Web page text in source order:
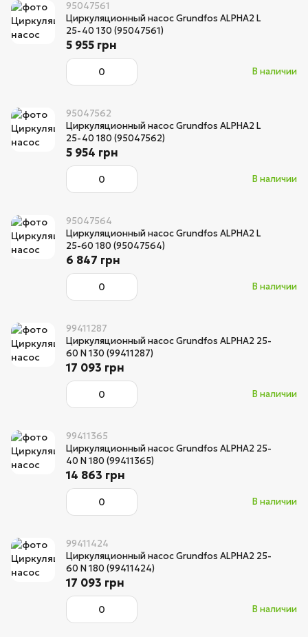
95047561
Циркуляционный насос Grundfos ALPHA2 L
25-40 130 (95047561)
В наличии
5 955 грн
95047562
Циркуляционный насос Grundfos ALPHA2 L
25-40 180 (95047562)
В наличии
5 954 грн
95047564
Циркуляционный насос Grundfos ALPHA2 L
25-60 180 (95047564)
В наличии
6 847 грн
99411287
Циркуляционный насос Grundfos ALPHA2 25-
60 N 130 (99411287)
В наличии
17 093 грн
99411365
Циркуляционный насос Grundfos ALPHA2 25-
40 N 180 (99411365)
В наличии
14 863 грн
99411424
Циркуляционный насос Grundfos ALPHA2 25-
60 N 180 (99411424)
В наличии
17 093 грн